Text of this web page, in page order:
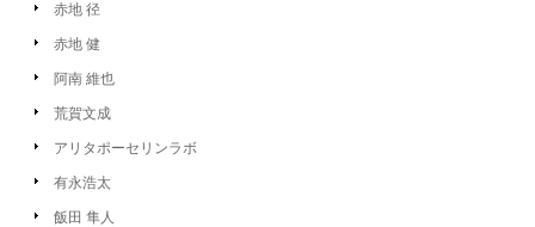
赤地 径
赤地 健
阿南 維也
荒賀文成
アリタポーセリンラボ
有永浩太
飯田 隼人